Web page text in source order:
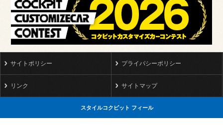
サイトポリシー プライバシーポリシー
リンク サイトマップ
スタイルコクピット フィール